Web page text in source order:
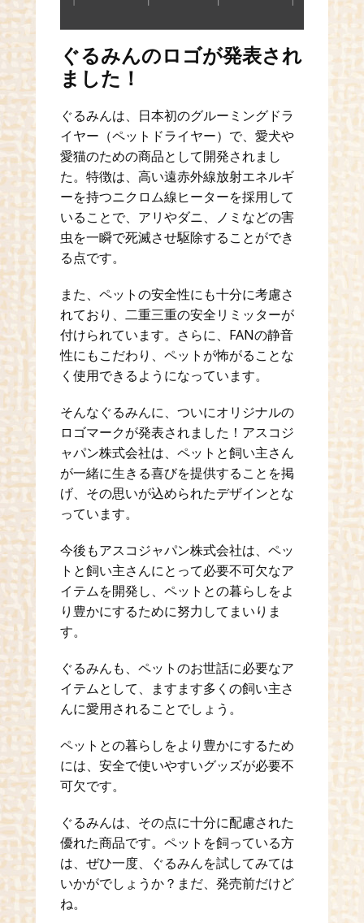
ぐるみんのロゴが発表され
ました！
ぐるみんは、日本初のグルーミングドラ
イヤー（ペットドライヤー）で、愛犬や
愛猫のための商品として開発されまし
た。特徴は、高い遠赤外線放射エネルギ
ーを持つニクロム線ヒーターを採用して
いることで、アリやダニ、ノミなどの害
虫を一瞬で死滅させ駆除することができ
る点です。
また、ペットの安全性にも十分に考慮さ
れており、二重三重の安全リミッターが
付けられています。さらに、FANの静音
性にもこだわり、ペットが怖がることな
く使用できるようになっています。
そんなぐるみんに、ついにオリジナルの
ロゴマークが発表されました！アスコジ
ャパン株式会社は、ペットと飼い主さん
が一緒に生きる喜びを提供することを掲
げ、その思いが込められたデザインとな
っています。
今後もアスコジャパン株式会社は、ペッ
トと飼い主さんにとって必要不可欠なア
イテムを開発し、ペットとの暮らしをよ
り豊かにするために努力してまいりま
す。
ぐるみんも、ペットのお世話に必要なア
イテムとして、ますます多くの飼い主さ
んに愛用されることでしょう。
ペットとの暮らしをより豊かにするため
には、安全で使いやすいグッズが必要不
可欠です。
ぐるみんは、その点に十分に配慮された
優れた商品です。ペットを飼っている方
は、ぜひ一度、ぐるみんを試してみては
いかがでしょうか？まだ、発売前だけど
ね。